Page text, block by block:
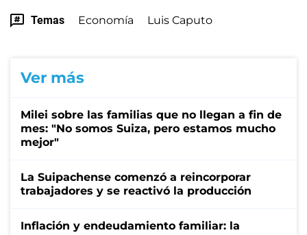
Temas Economía Luis Caputo
Ver más
Milei sobre las familias que no llegan a fin de
mes: "No somos Suiza, pero estamos mucho
mejor"
La Suipachense comenzó a reincorporar
trabajadores y se reactivó la producción
Inflación y endeudamiento familiar: la